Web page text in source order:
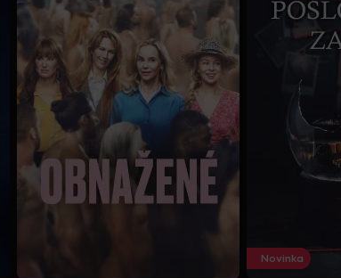
Novinka